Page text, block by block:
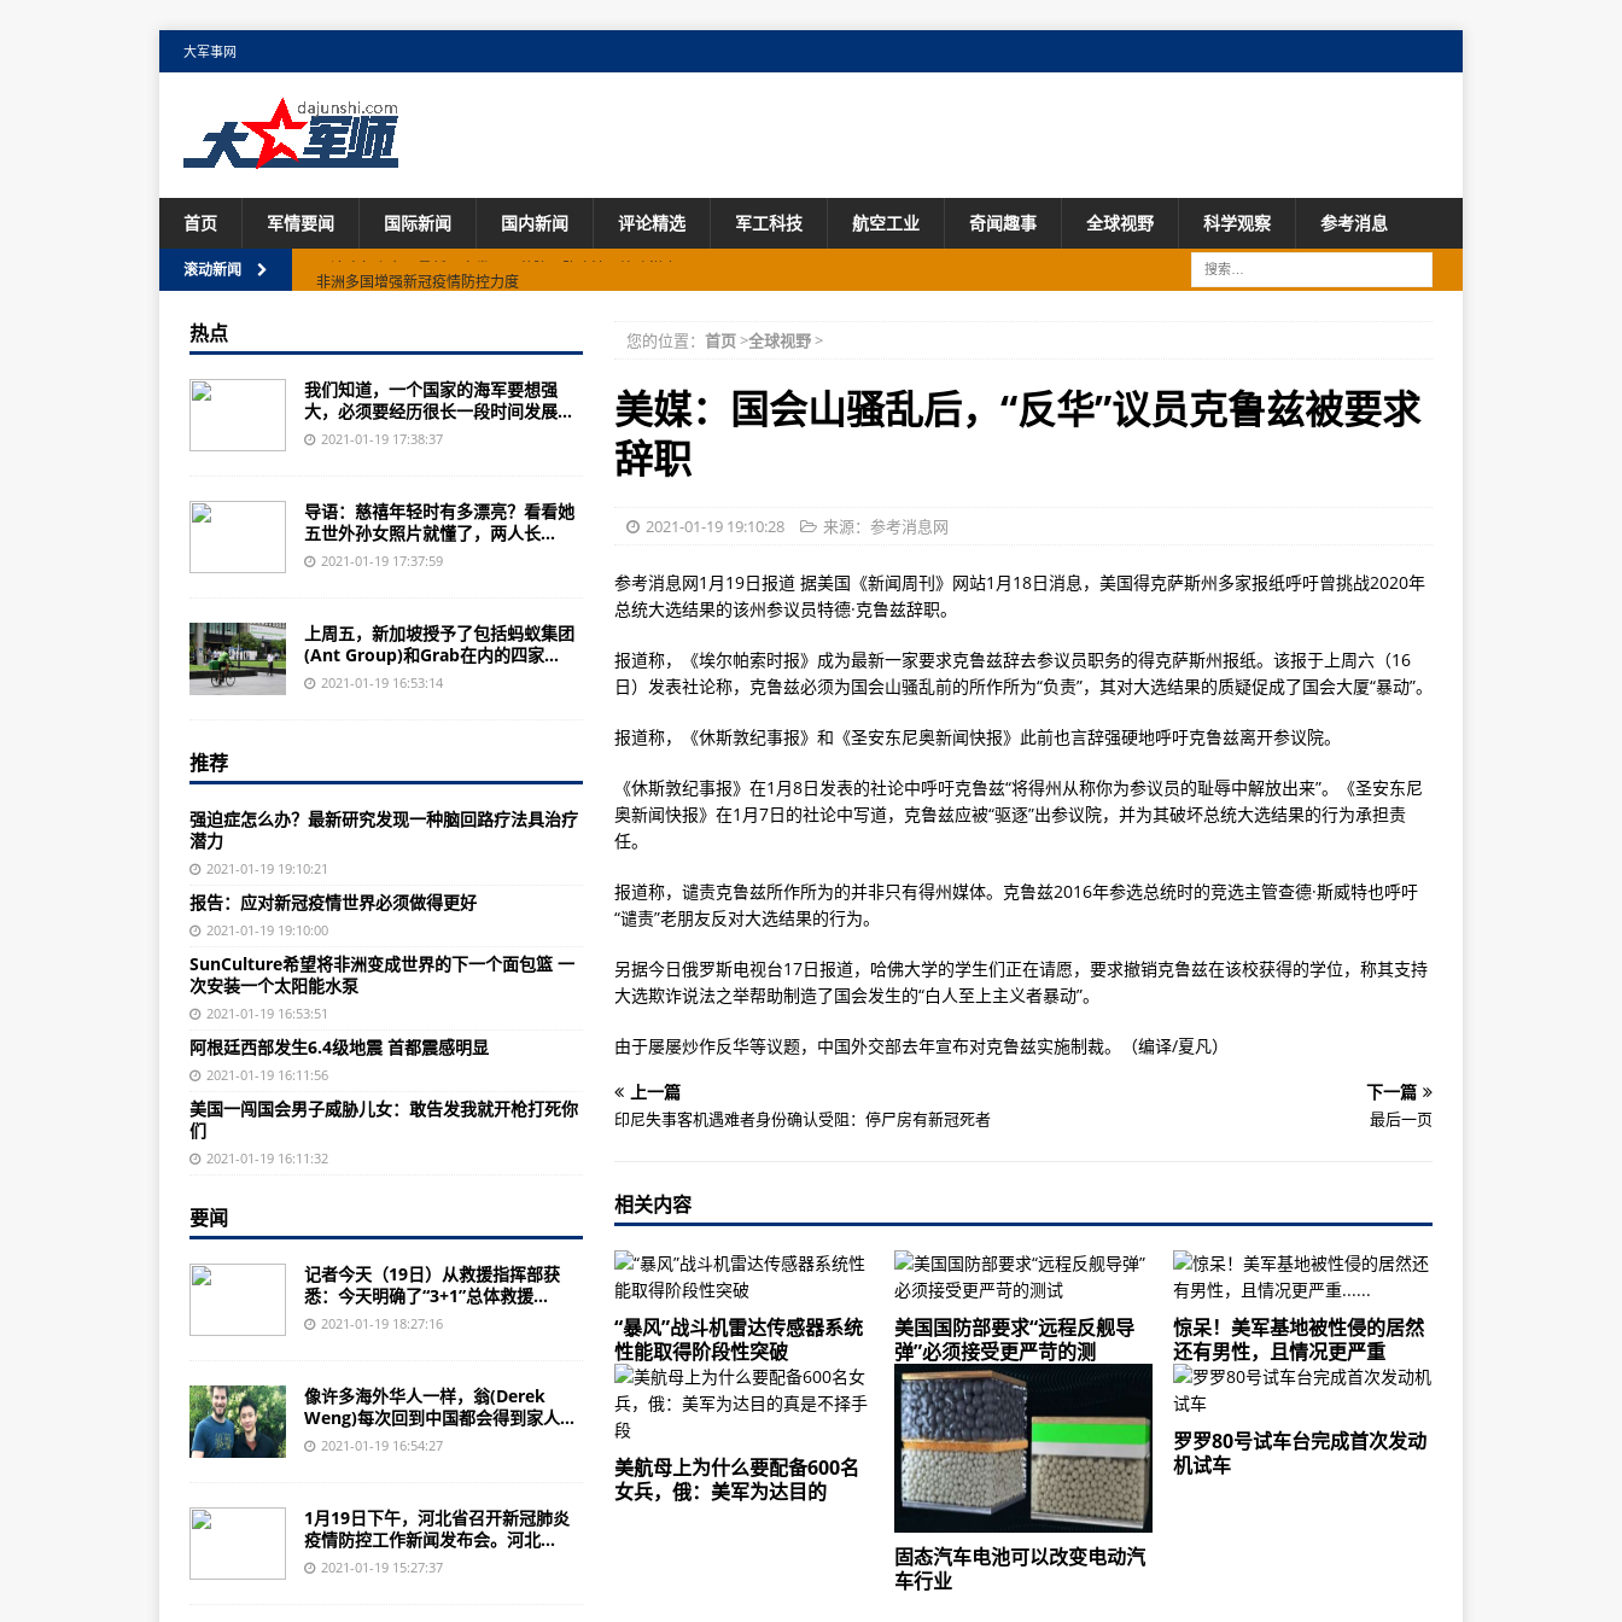
大军事网
首页 军情要闻 国际新闻 国内新闻 评论精选 军工科技 航空工业 奇闻趣事 全球视野 科学观察 参考消息
滚动新闻
非洲多国增强新冠疫情防控力度
报告：应对新冠疫情世界必须做得更好
山东栖霞金矿事故救援进展：明确“3+1”总体救援方案
​西安发布机动车和非道路移动机械排气污染防治条例 4月1日起施行
邢台：0时-12时无新增，除南宫、隆尧外，城市正有序“重启”
北京已有5万多名快递小哥接种新冠疫苗
“暴风”战斗机雷达传感器系统性能取得阶段性突破
Ameco保障国航在首都机场“一场两区”运行
美国国防部要求“远程反舰导弹”必须接受更严苛的测试
俄外长称中俄军演不针对日本 俄日关系一直友好
惊呆！美军基地被性侵的居然还有男性，且情况更严重......
“只许成功不许失败！”这型比不过 052D的护卫舰为何对美军如此重要？
美航母多次逼近，中国女孩划下红线让美航母后撤百里，是个大美女
如果当初他没被害死，抗战没那么艰难，日本或连开战的勇气都没
中国去年GDP增2.3%这么了不起的成就也有人说风凉话，怎么看？
美航母上为什么要配备600名女兵，俄：美军为达目的真是不择手段
慈禧年轻时有多漂亮？看看她五世外孙女照片就懂了，两人长得很像
三实验室倡议引领新型混合能源系统的创新
新研究测试机器学习以检测世界语言中的借用单词
使用深度学习推断不同城市地区人们的社会经济地位
这种灵活的可充电电池比现有技术强大十倍
yc投资的柠檬盒公司筹集了250万美元 为中国千禧一代提供维生素
SunCulture希望将非洲变成世界的下一个面包篮 一次安装一个太阳能水泵
Grab-Singtel和Ant Group在新加坡赢得了数字银行许可证
您的位置： 首页>全球视野>
美媒：国会山骚乱后，“反华”议员克鲁兹被要求
辞职
2021-01-19 19:10:28 来源：参考消息网
参考消息网1月19日报道 据美国《新闻周刊》网站1月18日消息，美国得克萨斯州多家报纸呼吁曾挑战2020年
总统大选结果的该州参议员特德·克鲁兹辞职。
报道称，《埃尔帕索时报》成为最新一家要求克鲁兹辞去参议员职务的得克萨斯州报纸。该报于上周六（16
日）发表社论称，克鲁兹必须为国会山骚乱前的所作所为“负责”，其对大选结果的质疑促成了国会大厦“暴动”。
报道称，《休斯敦纪事报》和《圣安东尼奥新闻快报》此前也言辞强硬地呼吁克鲁兹离开参议院。
《休斯敦纪事报》在1月8日发表的社论中呼吁克鲁兹“将得州从称你为参议员的耻辱中解放出来”。《圣安东尼
奥新闻快报》在1月7日的社论中写道，克鲁兹应被“驱逐”出参议院，并为其破坏总统大选结果的行为承担责
任。
报道称，谴责克鲁兹所作所为的并非只有得州媒体。克鲁兹2016年参选总统时的竞选主管查德·斯威特也呼吁
“谴责”老朋友反对大选结果的行为。
另据今日俄罗斯电视台17日报道，哈佛大学的学生们正在请愿，要求撤销克鲁兹在该校获得的学位，称其支持
大选欺诈说法之举帮助制造了国会发生的“白人至上主义者暴动”。
由于屡屡炒作反华等议题，中国外交部去年宣布对克鲁兹实施制裁。（编译/夏凡）
上一篇
印尼失事客机遇难者身份确认受阻：停尸房有新冠死者
下一篇
最后一页
相关内容
“暴风”战斗机雷达传感器系统
性能取得阶段性突破
美国国防部要求“远程反舰导
弹”必须接受更严苛的测
惊呆！美军基地被性侵的居然
还有男性，且情况更严重
美航母上为什么要配备600名
女兵，俄：美军为达目的
固态汽车电池可以改变电动汽
车行业
罗罗80号试车台完成首次发动
机试车
热点
我们知道，一个国家的海军要想强
大，必须要经历很长一段时间发展...
2021-01-19 17:38:37
导语：慈禧年轻时有多漂亮？看看她
五世外孙女照片就懂了，两人长...
2021-01-19 17:37:59
上周五，新加坡授予了包括蚂蚁集团
(Ant Group)和Grab在内的四家...
2021-01-19 16:53:14
推荐
强迫症怎么办？最新研究发现一种脑回路疗法具治疗
潜力
2021-01-19 19:10:21
报告：应对新冠疫情世界必须做得更好
2021-01-19 19:10:00
SunCulture希望将非洲变成世界的下一个面包篮 一
次安装一个太阳能水泵
2021-01-19 16:53:51
阿根廷西部发生6.4级地震 首都震感明显
2021-01-19 16:11:56
美国一闯国会男子威胁儿女：敢告发我就开枪打死你
们
2021-01-19 16:11:32
要闻
记者今天（19日）从救援指挥部获
悉：今天明确了“3+1”总体救援...
2021-01-19 18:27:16
像许多海外华人一样，翁(Derek
Weng)每次回到中国都会得到家人...
2021-01-19 16:54:27
1月19日下午，河北省召开新冠肺炎
疫情防控工作新闻发布会。河北...
2021-01-19 15:27:37